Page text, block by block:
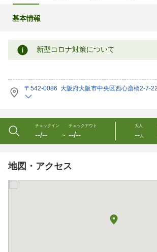
基本情報
新型コロナ対策について
〒542-0086 大阪府大阪市中央区西心斎橋2-7-
チェックイン
--/-- 〜
チェックアウト
--/--
大人
--人
地図・アクセス